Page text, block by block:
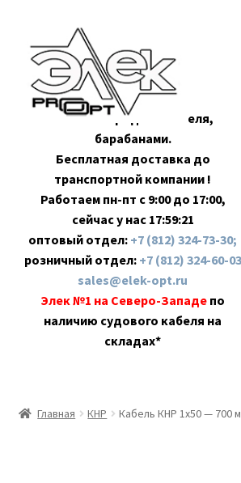
навигации
содержимому
Оптовая продажа кабеля,
барабанами.
Бесплатная доставка до
транспортной компании !
Работаем пн-пт с 9:00 до 17:00,
сейчас у нас 17:59:22
оптовый отдел: +7 (812) 324-73-30;
розничный отдел: +7 (812) 324-60-03
sales@elek-opt.ru
Элек №1 на Северо-Западе по
наличию судового кабеля на
складах*
Главная КНР Кабель КНР 1х50 — 700 м